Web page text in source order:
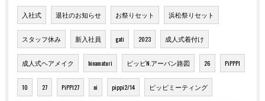
入社式 退社のお知らせ お祭りセット 浜松祭りセット
スタッフ休み 新入社員 gati 2023 成人式着付け
成人式ヘアメイク hinamaturi ピッピN.アーバン路図 26 PiPPPI
10 27 PiPPI27 ni pippi2/14 ピッピミーティング